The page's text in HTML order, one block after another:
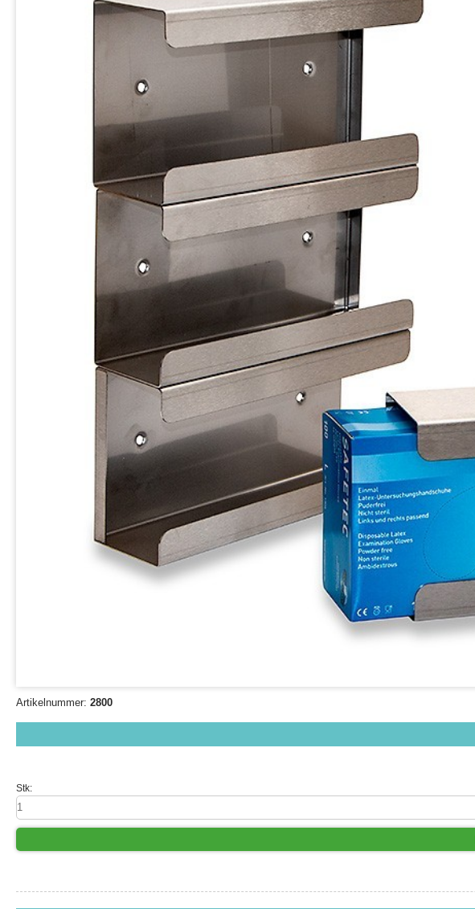
Artikelnummer: 2800
Stk: